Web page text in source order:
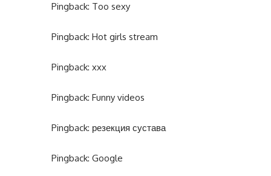
Pingback: Too sexy
Pingback: Hot girls stream
Pingback: xxx
Pingback: Funny videos
Pingback: резекция сустава
Pingback: Google